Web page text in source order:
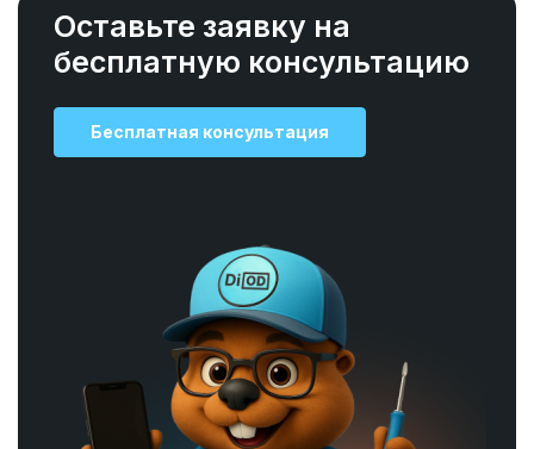
Оставьте заявку на
бесплатную консультацию
Бесплатная консультация